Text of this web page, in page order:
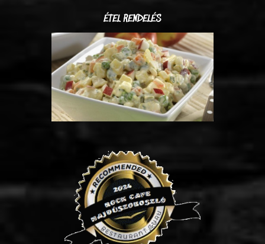
ÉTEL RENDELÉS
Kacsa-tál (4.990. Ft / adag)